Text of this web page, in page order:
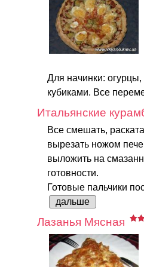
Для начинки: огурцы,
кубиками. Все
Итальянские
Все смешать,
вырезать ножом
выложить на
готовности.
Готовые пальчики
дальше
Лазанья Мясная